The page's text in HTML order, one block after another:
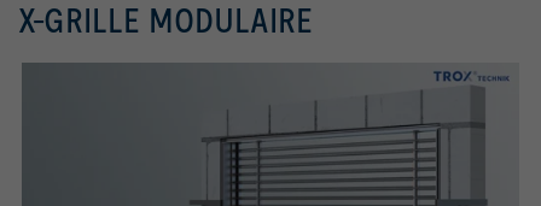
X-GRILLE MODULAIRE